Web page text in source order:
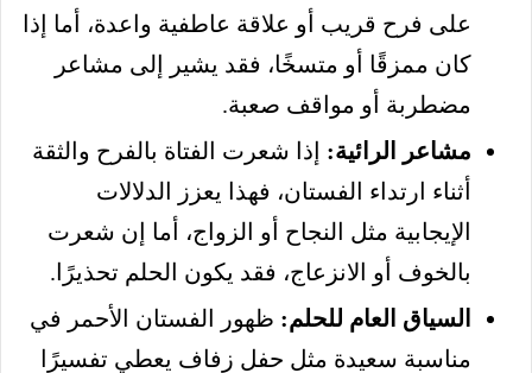
على فرح قريب أو علاقة عاطفية واعدة، أما إذا
كان ممزقًا أو متسخًا، فقد يشير إلى مشاعر
مضطربة أو مواقف صعبة.
مشاعر الرائية: إذا شعرت الفتاة بالفرح والثقة
أثناء ارتداء الفستان، فهذا يعزز الدلالات
الإيجابية مثل النجاح أو الزواج، أما إن شعرت
بالخوف أو الانزعاج، فقد يكون الحلم تحذيرًا.
السياق العام للحلم: ظهور الفستان الأحمر في
مناسبة سعيدة مثل حفل زفاف يعطي تفسيرًا